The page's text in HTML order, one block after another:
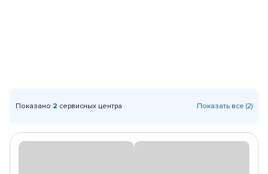
Показано 2 сервисных центра Показать все (2)